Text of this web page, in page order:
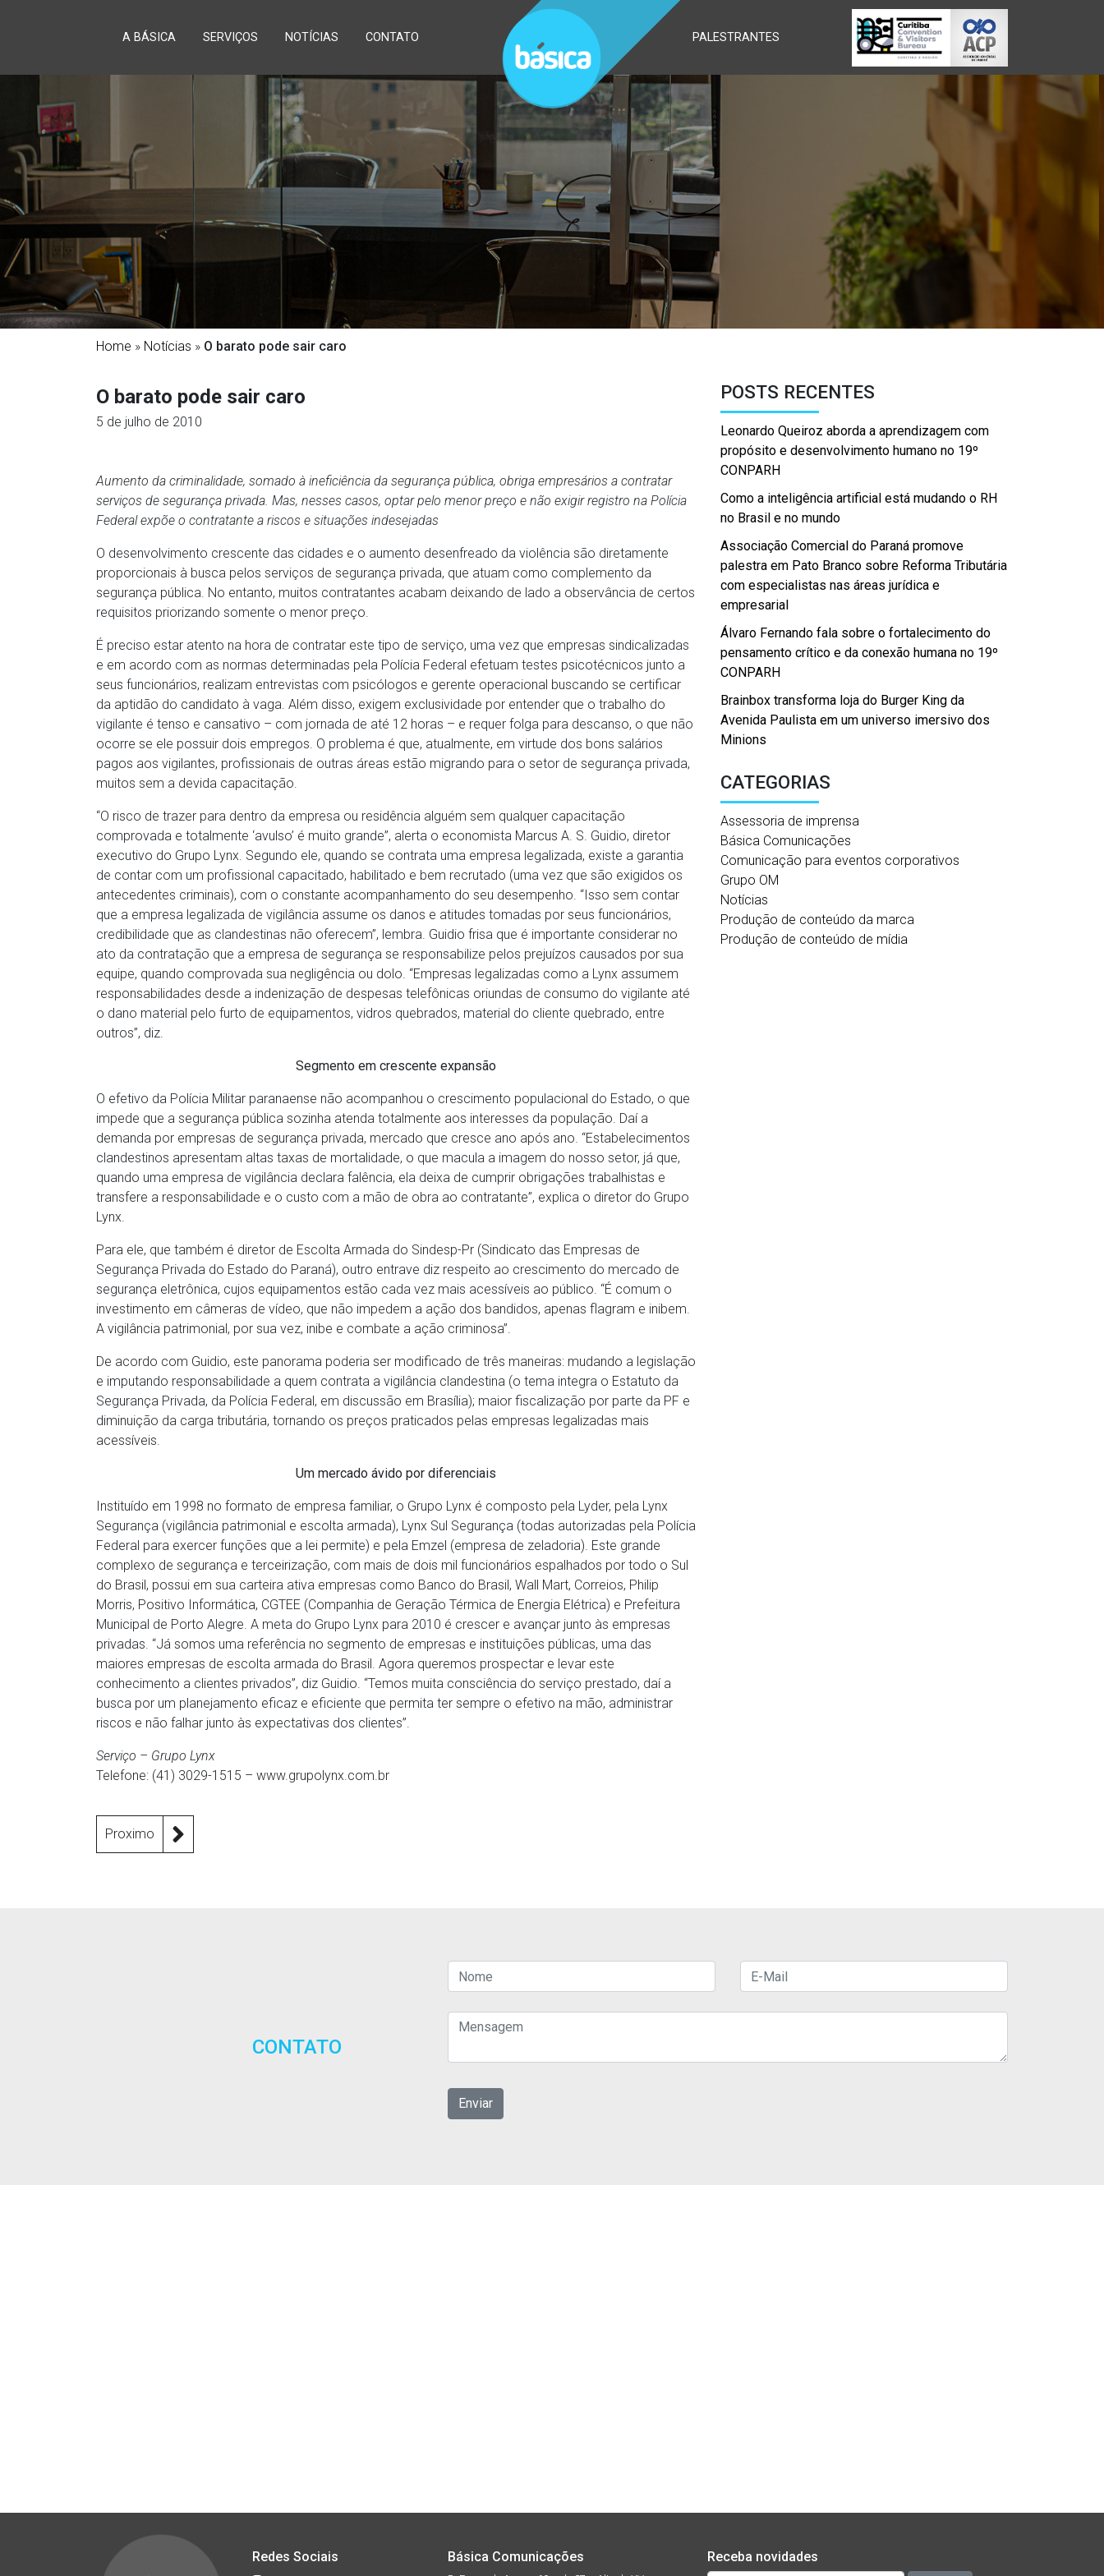
A BÁSICA SERVIÇOS NOTÍCIAS CONTATO PALESTRANTES
Home » Notícias » O barato pode sair caro
O barato pode sair caro
5 de julho de 2010
Aumento da criminalidade, somado à ineficiência da segurança pública, obriga empresários a contratar
serviços de segurança privada. Mas, nesses casos, optar pelo menor preço e não exigir registro na Polícia
Federal expõe o contratante a riscos e situações indesejadas
O desenvolvimento crescente das cidades e o aumento desenfreado da violência são diretamente
proporcionais à busca pelos serviços de segurança privada, que atuam como complemento da
segurança pública. No entanto, muitos contratantes acabam deixando de lado a observância de certos
requisitos priorizando somente o menor preço.
É preciso estar atento na hora de contratar este tipo de serviço, uma vez que empresas sindicalizadas
e em acordo com as normas determinadas pela Polícia Federal efetuam testes psicotécnicos junto a
seus funcionários, realizam entrevistas com psicólogos e gerente operacional buscando se certificar
da aptidão do candidato à vaga. Além disso, exigem exclusividade por entender que o trabalho do
vigilante é tenso e cansativo – com jornada de até 12 horas – e requer folga para descanso, o que não
ocorre se ele possuir dois empregos. O problema é que, atualmente, em virtude dos bons salários
pagos aos vigilantes, profissionais de outras áreas estão migrando para o setor de segurança privada,
muitos sem a devida capacitação.
“O risco de trazer para dentro da empresa ou residência alguém sem qualquer capacitação
comprovada e totalmente ‘avulso’ é muito grande”, alerta o economista Marcus A. S. Guidio, diretor
executivo do Grupo Lynx. Segundo ele, quando se contrata uma empresa legalizada, existe a garantia
de contar com um profissional capacitado, habilitado e bem recrutado (uma vez que são exigidos os
antecedentes criminais), com o constante acompanhamento do seu desempenho. “Isso sem contar
que a empresa legalizada de vigilância assume os danos e atitudes tomadas por seus funcionários,
credibilidade que as clandestinas não oferecem”, lembra. Guidio frisa que é importante considerar no
ato da contratação que a empresa de segurança se responsabilize pelos prejuízos causados por sua
equipe, quando comprovada sua negligência ou dolo. “Empresas legalizadas como a Lynx assumem
responsabilidades desde a indenização de despesas telefônicas oriundas de consumo do vigilante até
o dano material pelo furto de equipamentos, vidros quebrados, material do cliente quebrado, entre
outros”, diz.
Segmento em crescente expansão
O efetivo da Polícia Militar paranaense não acompanhou o crescimento populacional do Estado, o que
impede que a segurança pública sozinha atenda totalmente aos interesses da população. Daí a
demanda por empresas de segurança privada, mercado que cresce ano após ano. “Estabelecimentos
clandestinos apresentam altas taxas de mortalidade, o que macula a imagem do nosso setor, já que,
quando uma empresa de vigilância declara falência, ela deixa de cumprir obrigações trabalhistas e
transfere a responsabilidade e o custo com a mão de obra ao contratante”, explica o diretor do Grupo
Lynx.
Para ele, que também é diretor de Escolta Armada do Sindesp-Pr (Sindicato das Empresas de
Segurança Privada do Estado do Paraná), outro entrave diz respeito ao crescimento do mercado de
segurança eletrônica, cujos equipamentos estão cada vez mais acessíveis ao público. “É comum o
investimento em câmeras de vídeo, que não impedem a ação dos bandidos, apenas flagram e inibem.
A vigilância patrimonial, por sua vez, inibe e combate a ação criminosa”.
De acordo com Guidio, este panorama poderia ser modificado de três maneiras: mudando a legislação
e imputando responsabilidade a quem contrata a vigilância clandestina (o tema integra o Estatuto da
Segurança Privada, da Polícia Federal, em discussão em Brasília); maior fiscalização por parte da PF e
diminuição da carga tributária, tornando os preços praticados pelas empresas legalizadas mais
acessíveis.
Um mercado ávido por diferenciais
Instituído em 1998 no formato de empresa familiar, o Grupo Lynx é composto pela Lyder, pela Lynx
Segurança (vigilância patrimonial e escolta armada), Lynx Sul Segurança (todas autorizadas pela Polícia
Federal para exercer funções que a lei permite) e pela Emzel (empresa de zeladoria). Este grande
complexo de segurança e terceirização, com mais de dois mil funcionários espalhados por todo o Sul
do Brasil, possui em sua carteira ativa empresas como Banco do Brasil, Wall Mart, Correios, Philip
Morris, Positivo Informática, CGTEE (Companhia de Geração Térmica de Energia Elétrica) e Prefeitura
Municipal de Porto Alegre. A meta do Grupo Lynx para 2010 é crescer e avançar junto às empresas
privadas. “Já somos uma referência no segmento de empresas e instituições públicas, uma das
maiores empresas de escolta armada do Brasil. Agora queremos prospectar e levar este
conhecimento a clientes privados”, diz Guidio. “Temos muita consciência do serviço prestado, daí a
busca por um planejamento eficaz e eficiente que permita ter sempre o efetivo na mão, administrar
riscos e não falhar junto às expectativas dos clientes”.
Serviço – Grupo Lynx
Telefone: (41) 3029-1515 – www.grupolynx.com.br
Proximo
POSTS RECENTES
Leonardo Queiroz aborda a aprendizagem com
propósito e desenvolvimento humano no 19º
CONPARH
Como a inteligência artificial está mudando o RH
no Brasil e no mundo
Associação Comercial do Paraná promove
palestra em Pato Branco sobre Reforma Tributária
com especialistas nas áreas jurídica e
empresarial
Álvaro Fernando fala sobre o fortalecimento do
pensamento crítico e da conexão humana no 19º
CONPARH
Brainbox transforma loja do Burger King da
Avenida Paulista em um universo imersivo dos
Minions
CATEGORIAS
Assessoria de imprensa
Básica Comunicações
Comunicação para eventos corporativos
Grupo OM
Notícias
Produção de conteúdo da marca
Produção de conteúdo de mídia
CONTATO
Redes Sociais Básica Comunicações Receba novidades